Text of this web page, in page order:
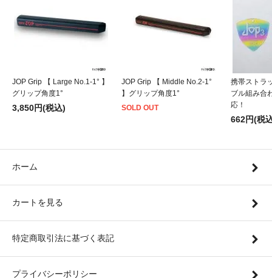
JOP Grip 【 Large No.1-1° 】
グリップ角度1°
3,850円(税込)
JOP Grip 【 Middle No.2-1°
】グリップ角度1°
SOLD OUT
携帯ストラ
ブル組み合
応！
662円(税
ホーム
カートを見る
特定商取引法に基づく表記
プライバシーポリシー